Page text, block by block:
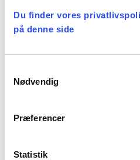
Du finder vores
på denne side
Nødvendig
Præferencer
Statistik
angives ruten her med fuld